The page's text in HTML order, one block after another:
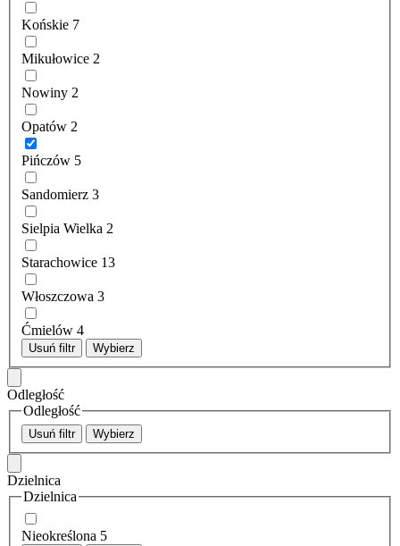
Końskie 7
Mikułowice 2
Nowiny 2
Opatów 2
Pińczów 5
Sandomierz 3
Sielpia Wielka 2
Starachowice 13
Włoszczowa 3
Ćmielów 4
Usuń filtr Wybierz
Odległość
Odległość
Usuń filtr Wybierz
Dzielnica
Dzielnica
Nieokreślona 5